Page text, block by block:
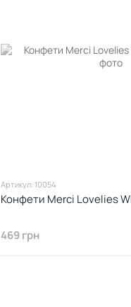
Артикул: 10054
Конфети Merci Lovelies
469 грн